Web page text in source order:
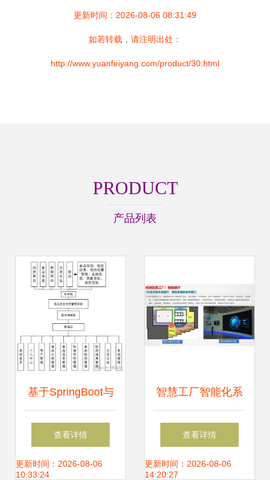
更新时间：2026-08-06 08:31:49
如若转载，请注明出处：
http://www.yuanfeiyang.com/product/30.html
PRODUCT
产品列表
基于SpringBoot与
Vue的食品安全信
息管理系统设计与
查看详情
更新时间：2026-08-06
10:33:24
智慧工厂智能化系
统整体解决方案与
信息系统集成服务
查看详情
更新时间：2026-08-06
14:20:27